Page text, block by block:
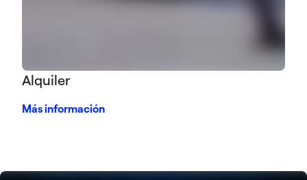
Alquiler
Más información